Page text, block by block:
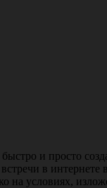
и просто
в
на условиях,